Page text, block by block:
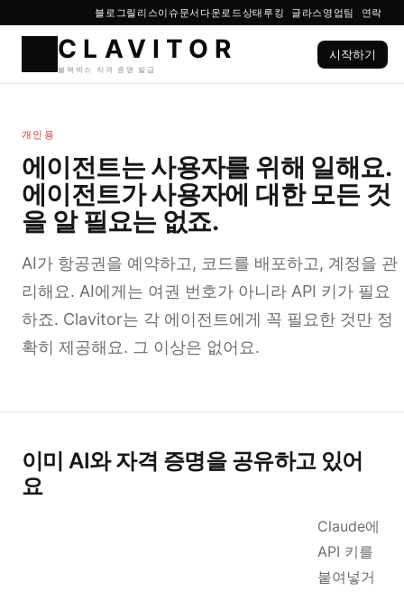
블로그릴리스이슈문서 다운로드상태루킹 글라스 영업팀 연락
시작하기
개인용
에이전트는 사용자를 위해 일해요.
에이전트가 사용자에 대한 모든 것
을 알 필요는 없죠.
AI가 항공권을 예약하고, 코드를 배포하고, 계정을 관
리해요. AI에게는 여권 번호가 아니라 API 키가 필요
하죠. Clavitor는 각 에이전트에게 꼭 필요한 것만 정
확히 제공해요. 그 이상은 없어요.
이미 AI와 자격 증명을 공유하고 있어
요
Claude에
API 키를
붙여넣거